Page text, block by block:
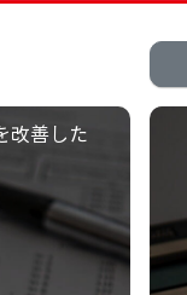
改善した